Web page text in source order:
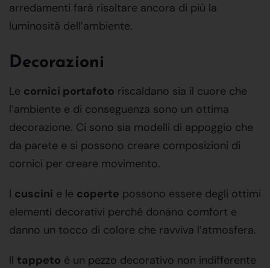
arredamenti farà risaltare ancora di più la
luminosità dell’ambiente.
Decorazioni
Le cornici portafoto riscaldano sia il cuore che
l’ambiente e di conseguenza sono un ottima
decorazione. Ci sono sia modelli di appoggio che
da parete e si possono creare composizioni di
cornici per creare movimento.
I cuscini e le coperte possono essere degli ottimi
elementi decorativi perché donano comfort e
danno un tocco di colore che ravviva l’atmosfera.
Il tappeto è un pezzo decorativo non indifferente